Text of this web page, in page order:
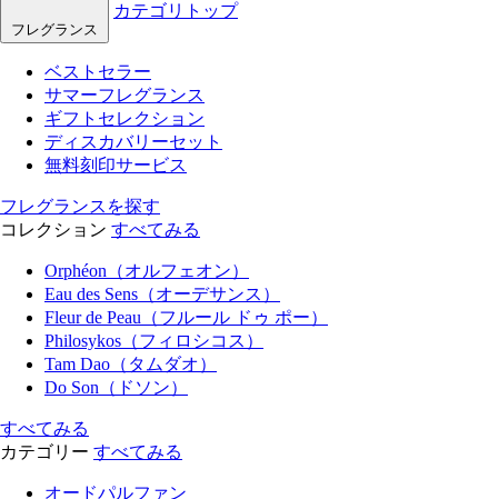
フレグランス
カテゴリトップ
ベストセラー
サマーフレグランス
ギフトセレクション
ディスカバリーセット
無料刻印サービス
フレグランスを探す
コレクション すべてみる
Orphéon（オルフェオン）
Eau des Sens（オーデサンス）
Fleur de Peau（フルール ドゥ ポー）
Philosykos（フィロシコス）
Tam Dao（タムダオ）
Do Son（ドソン）
すべてみる
カテゴリー すべてみる
オードパルファン